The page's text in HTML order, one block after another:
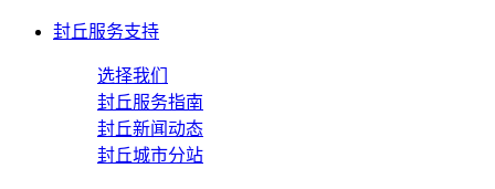
封丘服务支持
选择我们
封丘服务指南
封丘新闻动态
封丘城市分站